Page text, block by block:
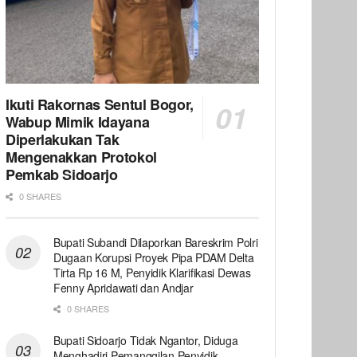
Ikuti Rakornas Sentul Bogor,
Wabup Mimik Idayana
Diperlakukan Tak
Mengenakkan Protokol
Pemkab Sidoarjo
0 SHARES
Bupati Subandi Dilaporkan Bareskrim Polri
Dugaan Korupsi Proyek Pipa PDAM Delta
Tirta Rp 16 M, Penyidik Klarifikasi Dewas
Fenny Apridawati dan Andjar
0 SHARES
Bupati Sidoarjo Tidak Ngantor, Diduga